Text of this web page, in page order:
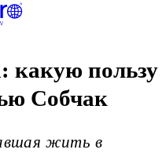
какую пользу
Собчак
жить в